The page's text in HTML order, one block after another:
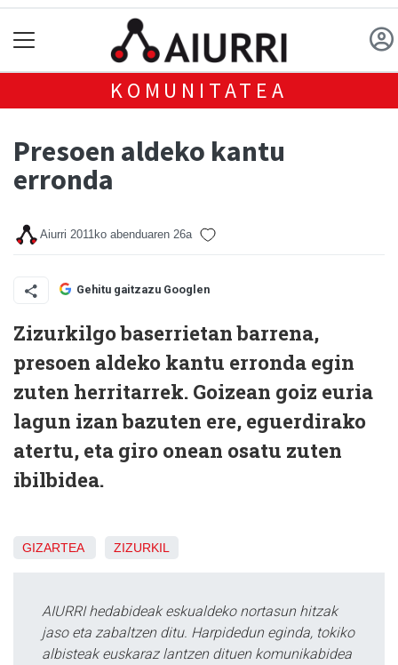
KOMUNITATEA
Presoen aldeko kantu
erronda
Aiurri 2011ko abenduaren 26a
Gehitu gaitzazu Googlen
Zizurkilgo baserrietan barrena,
presoen aldeko kantu erronda egin
zuten herritarrek. Goizean goiz euria
lagun izan bazuten ere, eguerdirako
atertu, eta giro onean osatu zuten
ibilbidea.
GIZARTEA ZIZURKIL
AIURRI hedabideak eskualdeko nortasun hitzak
jaso eta zabaltzen ditu. Harpidedun eginda, tokiko
albisteak euskaraz lantzen dituen komunikabidea